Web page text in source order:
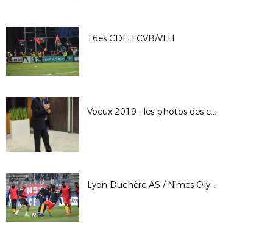
16es CDF: FCVB/VLH
Voeux 2019 : les photos des cérémonies de Lyon et de Cournon
Lyon Duchère AS / Nîmes Olympique, 32es finale - CDF - 06 janvier